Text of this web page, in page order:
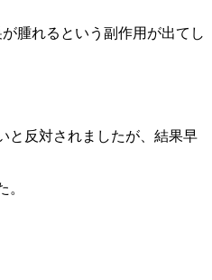
腫れるという副作用が出てし
と反対されましたが、結果早